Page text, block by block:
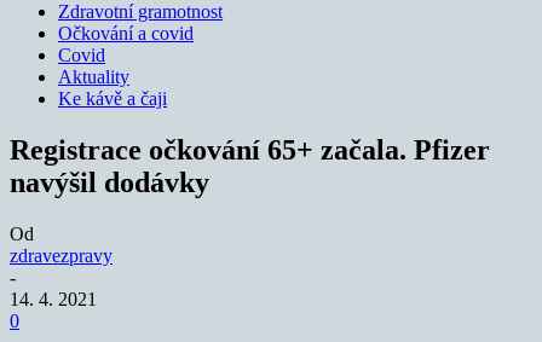
Zdravotní gramotnost
Očkování a covid
Covid
Aktuality
Ke kávě a čaji
Registrace očkování 65+ začala. Pfizer
navýšil dodávky
Od
zdravezpravy
-
14. 4. 2021
0